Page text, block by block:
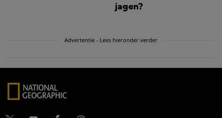
jagen?
Advertentie - Lees hieronder verder